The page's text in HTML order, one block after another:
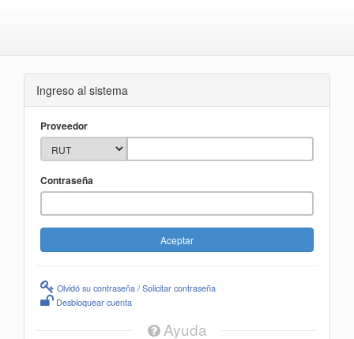
Ingreso al sistema
Proveedor
Contraseña
Olvidó su contraseña / Solicitar contraseña
Desbloquear cuenta
Ayuda